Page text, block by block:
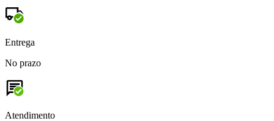
Entrega
No prazo
Atendimento